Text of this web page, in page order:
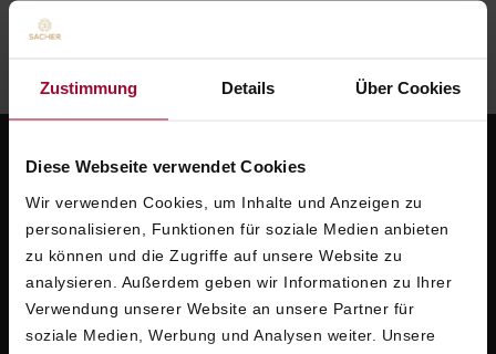
Zustimmung Details Über Cookies
Diese Webseite verwendet Cookies
Wir verwenden Cookies, um Inhalte und Anzeigen zu
personalisieren, Funktionen für soziale Medien anbieten
zu können und die Zugriffe auf unsere Website zu
analysieren. Außerdem geben wir Informationen zu Ihrer
Verwendung unserer Website an unsere Partner für
soziale Medien, Werbung und Analysen weiter. Unsere
WERDEN SIE TEIL DER EXKLUSIVEN
SACHER WELT